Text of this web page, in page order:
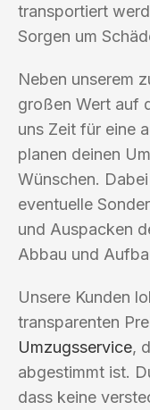
transportiert
Sorgen um
Neben unserem
großen Wert auf
uns Zeit für eine
planen deinen
Wünschen.
eventuelle
und Auspacken
Abbau und
Unsere Kunden
transparenten
Umzugsservice,
abgestimmt ist.
dass keine